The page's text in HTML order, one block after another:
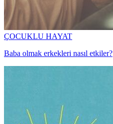
ÇOCUKLU HAYAT
Baba olmak erkekleri nasıl etkiler?